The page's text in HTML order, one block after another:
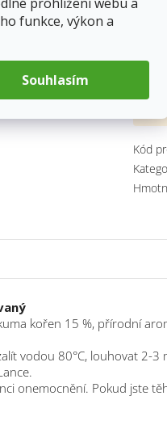
funkce, výkon a
Souhlasím
Kód
kořen 15 %, přírodní
vodou 80°C, louhovat 2-3
onemocnění. Pokud jste